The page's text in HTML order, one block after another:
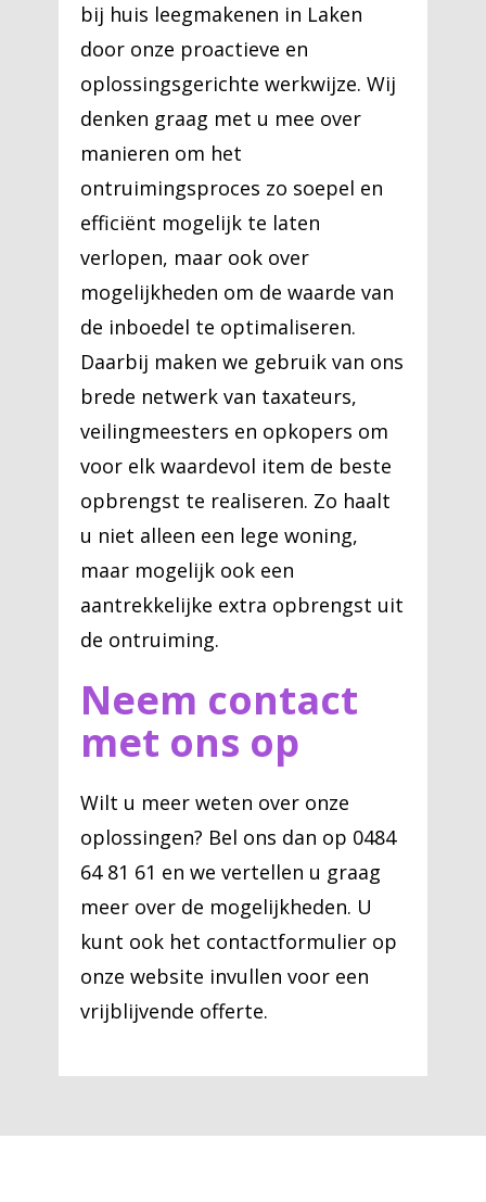
bij huis leegmakenen in Laken
door onze proactieve en
oplossingsgerichte werkwijze. Wij
denken graag met u mee over
manieren om het
ontruimingsproces zo soepel en
efficiënt mogelijk te laten
verlopen, maar ook over
mogelijkheden om de waarde van
de inboedel te optimaliseren.
Daarbij maken we gebruik van ons
brede netwerk van taxateurs,
veilingmeesters en opkopers om
voor elk waardevol item de beste
opbrengst te realiseren. Zo haalt
u niet alleen een lege woning,
maar mogelijk ook een
aantrekkelijke extra opbrengst uit
de ontruiming.
Neem contact
met ons op
Wilt u meer weten over onze
oplossingen? Bel ons dan op 0484
64 81 61 en we vertellen u graag
meer over de mogelijkheden. U
kunt ook het contactformulier op
onze website invullen voor een
vrijblijvende offerte.